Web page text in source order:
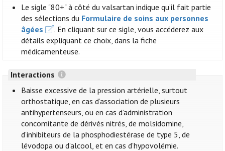
Le sigle "80+" à côté du valsartan indique qu’il fait partie
des sélections du Formulaire de soins aux personnes
âgées
. En cliquant sur ce sigle, vous accéderez aux
détails expliquant ce choix, dans la fiche
médicamenteuse.
Interactions
Baisse excessive de la pression artérielle, surtout
orthostatique, en cas d’association de plusieurs
antihypertenseurs, ou en cas d’administration
concomitante de dérivés nitrés, de molsidomine,
d’inhibiteurs de la phosphodiestérase de type 5, de
lévodopa ou d’alcool, et en cas d’hypovolémie.